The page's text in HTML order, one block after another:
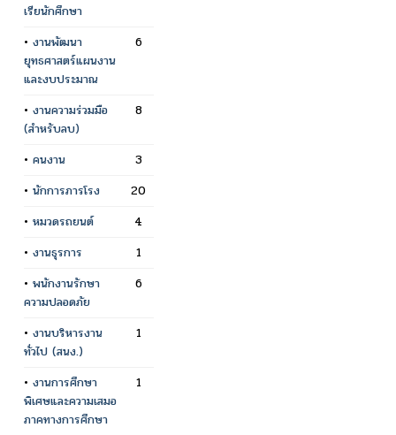
เรียนักศึกษา
• งานพัฒนา
ยุทธศาสตร์แผนงาน
และงบประมาณ
6
• งานความร่วมมือ
(สำหรับลบ)
8
• คนงาน
3
• นักการภารโรง
20
• หมวดรถยนต์
4
• งานธุรการ
1
• พนักงานรักษา
ความปลอดภัย
6
• งานบริหารงาน
ทั่วไป (สนง.)
1
• งานการศึกษา
พิเศษและความเสมอ
ภาคทางการศึกษา
1